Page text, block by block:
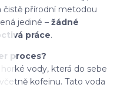
čistě přírodní metodou
jediné – žádné
práce.
proces?
vody, která do sebe
kofeinu. Tato voda